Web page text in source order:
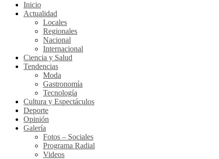
Inicio
Actualidad
Locales
Regionales
Nacional
Internacional
Ciencia y Salud
Tendencias
Moda
Gastronomía
Tecnología
Cultura y Espectáculos
Deporte
Opinión
Galería
Fotos – Sociales
Programa Radial
Videos